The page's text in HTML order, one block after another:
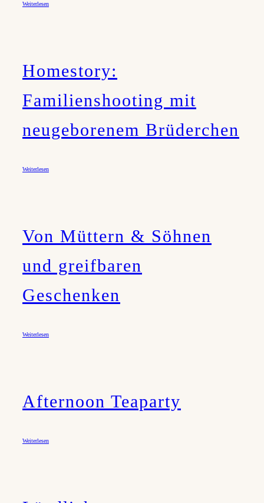
Weiterlesen
Homestory:
Familienshooting mit
neugeborenem Brüderchen
Weiterlesen
Von Müttern & Söhnen
und greifbaren
Geschenken
Weiterlesen
Afternoon Teaparty
Weiterlesen